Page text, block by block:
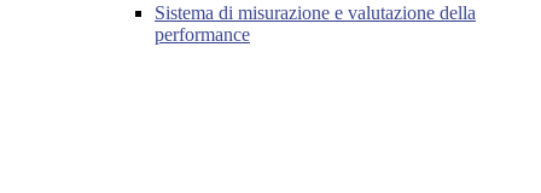
Sistema di misurazione e valutazione della
performance